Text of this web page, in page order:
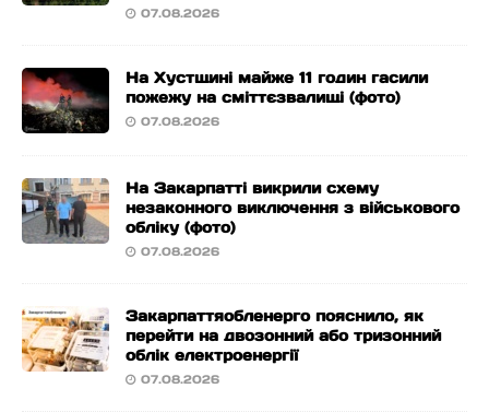
07.08.2026
На Хустщині майже 11 годин гасили
пожежу на сміттєзвалищі (фото)
07.08.2026
На Закарпатті викрили схему
незаконного виключення з військового
обліку (фото)
07.08.2026
Закарпаттяобленерго пояснило, як
перейти на двозонний або тризонний
облік електроенергії
07.08.2026